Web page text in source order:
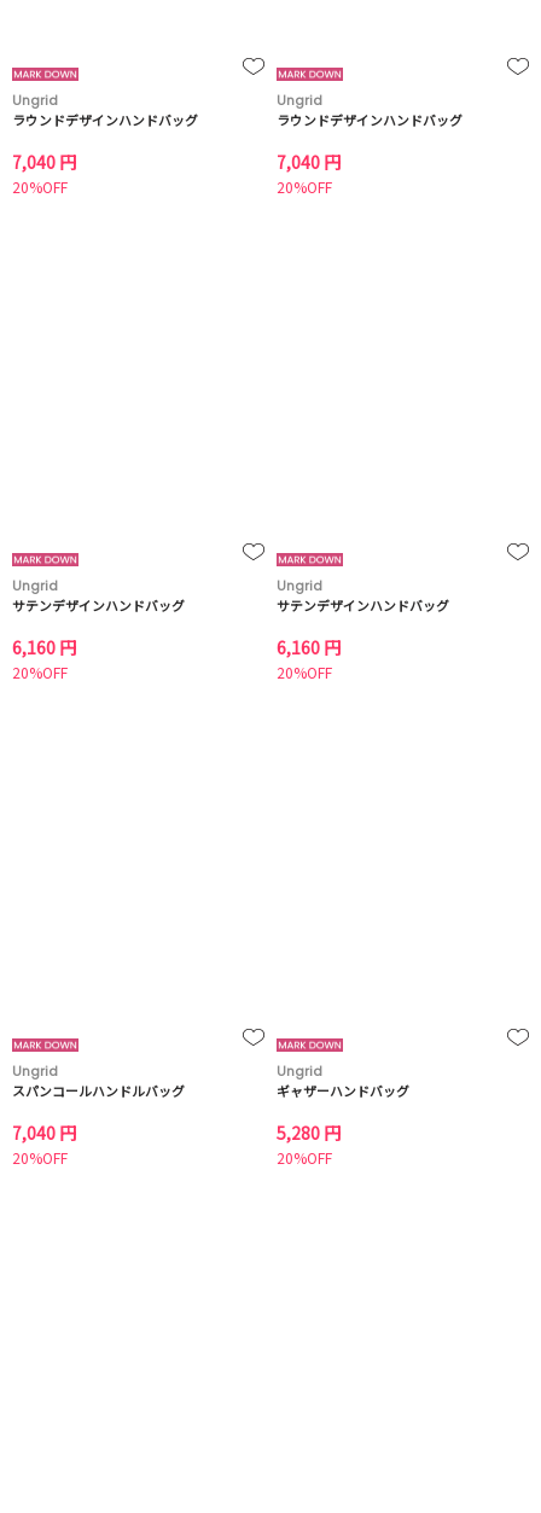
Ungrid
ラウンドデザインハンドバッグ
7,040 円
20%OFF
Ungrid
ラウンドデザインハンドバッグ
7,040 円
20%OFF
Ungrid
サテンデザインハンドバッグ
6,160 円
20%OFF
Ungrid
サテンデザインハンドバッグ
6,160 円
20%OFF
Ungrid
スパンコールハンドルバッグ
7,040 円
20%OFF
Ungrid
ギャザーハンドバッグ
5,280 円
20%OFF